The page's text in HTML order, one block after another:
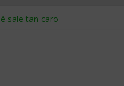
y cobrar en 2026
qué hacer
y venderle